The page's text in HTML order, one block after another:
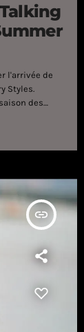
l'arrivée de
Styles.
des
rythme de
insert_link